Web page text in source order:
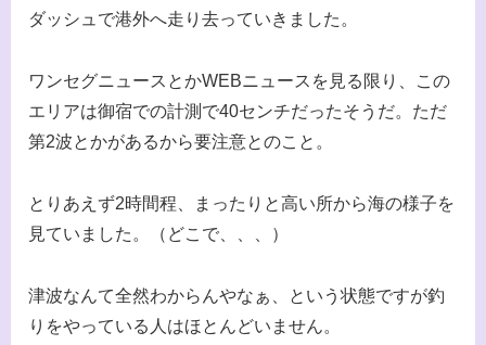
ダッシュで港外へ走り去っていきました。
ワンセグニュースとかWEBニュースを見る限り、この
エリアは御宿での計測で40センチだったそうだ。ただ
第2波とかがあるから要注意とのこと。
とりあえず2時間程、まったりと高い所から海の様子を
見ていました。（どこで、、、）
津波なんて全然わからんやなぁ、という状態ですが釣
りをやっている人はほとんどいません。